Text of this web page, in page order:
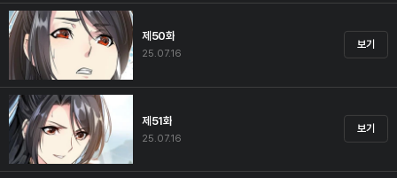
제50화
25.07.16
보기
제51화
25.07.16
보기